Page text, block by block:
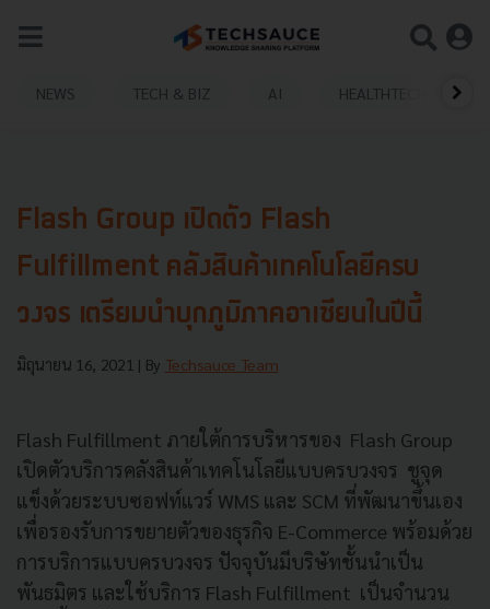
NEWS TECH & BIZ AI HEALTHTECH
Flash Group เปิดตัว Flash
Fulfillment คลังสินค้าเทคโนโลยีครบ
วงจร เตรียมนำบุกภูมิภาคอาเซียนในปีนี้
มิถุนายน 16, 2021 | By Techsauce Team
Flash Fulfillment ภายใต้การบริหารของ Flash Group
เปิดตัวบริการคลังสินค้าเทคโนโลยีแบบครบวงจร ชูจุด
แข็งด้วยระบบซอฟท์แวร์ WMS และ SCM ที่พัฒนาขึ้นเอง
เพื่อรองรับการขยายตัวของธุรกิจ E-Commerce พร้อมด้วย
การบริการแบบครบวงจร ปัจจุบันมีบริษัทชั้นนำเป็น
พันธมิตร และใช้บริการ Flash Fulfillment เป็นจำนวน